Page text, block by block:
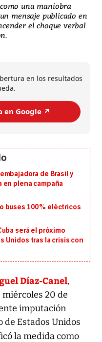
una maniobra
mensaje publicado en
el choque verbal
en los resultados
en Google ↗️
de Brasil y
plena campaña
buses 100% eléctricos
será el próximo
Unidos tras la crisis con
Díaz-Canel,
20 de
imputación
de Estados Unidos
la medida como